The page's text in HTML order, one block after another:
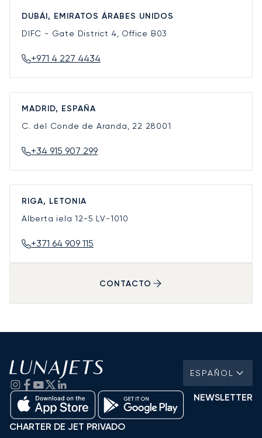
DUBÁI, EMIRATOS ÁRABES UNIDOS
DIFC - Gate District 4, Office B03
+971 4 227 4434
MADRID, ESPAÑA
C. del Conde de Aranda, 22 28001
+34 915 907 299
RIGA, LETONIA
Alberta iela 12-5 LV-1010
+371 64 909 115
CONTACTO
ESPAÑOL
NEWSLETTER
CHARTER DE JET PRIVADO